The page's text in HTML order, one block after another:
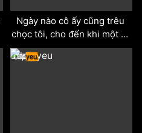
Ngày nào cô ấy cũng trêu
chọc tôi, cho đến khi một bí
mật bất ngờ được hé lộ...
odd